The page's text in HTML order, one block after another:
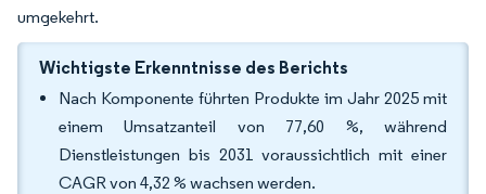
umgekehrt.
Wichtigste Erkenntnisse des Berichts
Nach Komponente führten Produkte im Jahr 2025 mit
einem Umsatzanteil von 77,60 %, während
Dienstleistungen bis 2031 voraussichtlich mit einer
CAGR von 4,32 % wachsen werden.